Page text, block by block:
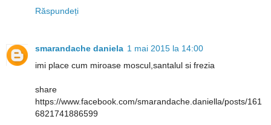
Răspundeți
smarandache daniela 1 mai 2015 la 14:00
imi place cum miroase moscul,santalul si frezia
share
https://www.facebook.com/smarandache.daniella/posts/161
6821741886599